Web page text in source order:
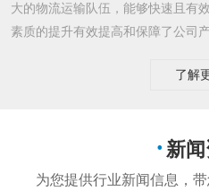
大的物流运输队伍，能够快速且有
素质的提升有效提高和保障了公司
了解
新